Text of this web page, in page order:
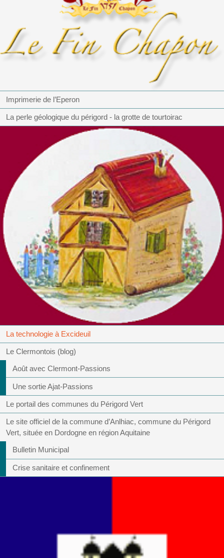
Imprimerie de l’Eperon
La perle géologique du périgord - la grotte de tourtoirac
La technologie à Excideuil
Le Clermontois (blog)
Août avec Clermont-Passions
Une sortie Ajat-Passions
Le portail des communes du Périgord Vert
Le site officiel de la commune d’Anlhiac, commune du Périgord
Vert, située en Dordogne en région Aquitaine
Bulletin Municipal
Crise sanitaire et confinement